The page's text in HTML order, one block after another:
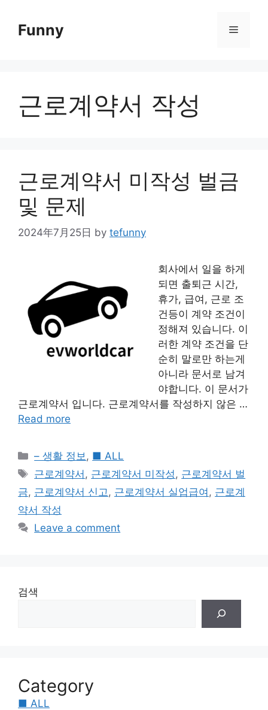
contentFunny Menu
근로계약서 작성
근로계약서 미작성 벌금
및 문제
2024年7月25日 by tefunny
회사에서 일을 하게
되면 출퇴근 시간,
휴가, 급여, 근로 조
건등이 계약 조건이
정해져 있습니다. 이
러한 계약 조건을 단
순히 말로만 하는게
아니라 문서로 남겨
야합니다. 이 문서가
근로계약서 입니다. 근로계약서를 작성하지 않은 …
Read more
Categories
– 생활 정보 , ■ ALL
Tags
근로계약서 , 근로계약서 미작성 , 근로계약서 벌
금, 근로계약서 신고 , 근로계약서 실업급여 , 근로계
약서 작성
Leave a comment
검색
Category
■ ALL